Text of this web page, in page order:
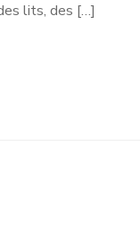
lits, des […]